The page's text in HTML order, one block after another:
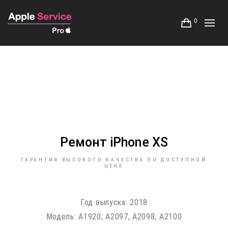
0
Ремонт iPhone XS
ГАРАНТИЯ ВЫСОКОГО КАЧЕСТВА ПО ДОСТУПНОЙ
ЦЕНЕ
Год выпуска: 2018
Модель: A1920, A2097, A2098, A2100